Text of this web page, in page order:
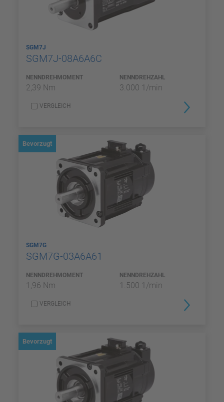
SGM7J
SGM7J-08A6A6C
NENNDREHMOMENT
2,39 Nm
NENNDREHZAHL
3.000 1/min
VERGLEICH
Bevorzugt
SGM7G
SGM7G-03A6A61
NENNDREHMOMENT
1,96 Nm
NENNDREHZAHL
1.500 1/min
VERGLEICH
Bevorzugt